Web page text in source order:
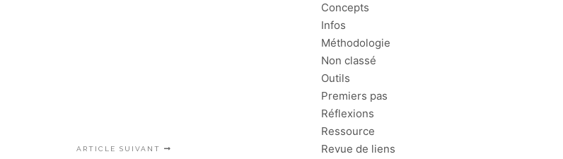
ARTICLE SUIVANT
Concepts
Infos
Méthodologie
Non classé
Outils
Premiers pas
Réflexions
Ressource
Revue de liens